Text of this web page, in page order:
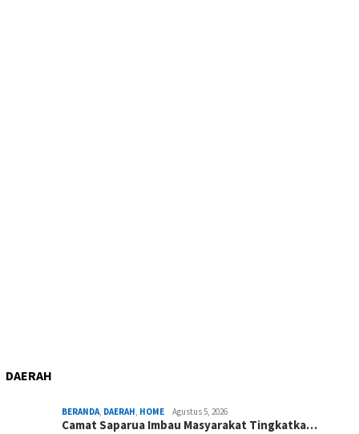
DAERAH
BERANDA, DAERAH, HOME Agustus 5, 2026
Camat Saparua Imbau Masyarakat Tingkatka…